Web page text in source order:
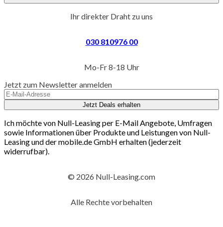
Ihr direkter Draht zu uns
030 810976 00
Mo-Fr 8-18 Uhr
Jetzt zum Newsletter anmelden
Jetzt Deals erhalten
Ich möchte von Null-Leasing per E-Mail Angebote, Umfragen
sowie Informationen über Produkte und Leistungen von Null-
Leasing und der mobile.de GmbH erhalten (jederzeit
widerrufbar).
© 2026 Null-Leasing.com
Alle Rechte vorbehalten